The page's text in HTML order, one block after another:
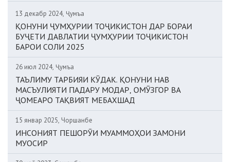
13 декабр 2024, Ҷумъа
ҚОНУНИ ҶУМҲУРИИ ТОҶИКИСТОН ДАР БОРАИ
БУҶЕТИ ДАВЛАТИИ ҶУМҲУРИИ ТОҶИКИСТОН
БАРОИ СОЛИ 2025
26 июл 2024, Ҷумъа
ТАЪЛИМУ ТАРБИЯИ КӮДАК. ҚОНУНИ НАВ
МАСЪУЛИЯТИ ПАДАРУ МОДАР, ОМӮЗГОР ВА
ҶОМЕАРО ТАҚВИЯТ МЕБАХШАД
15 январ 2025, Чоршанбе
ИНСОНИЯТ ПЕШОРӮИ МУАММОҲОИ ЗАМОНИ
МУОСИР